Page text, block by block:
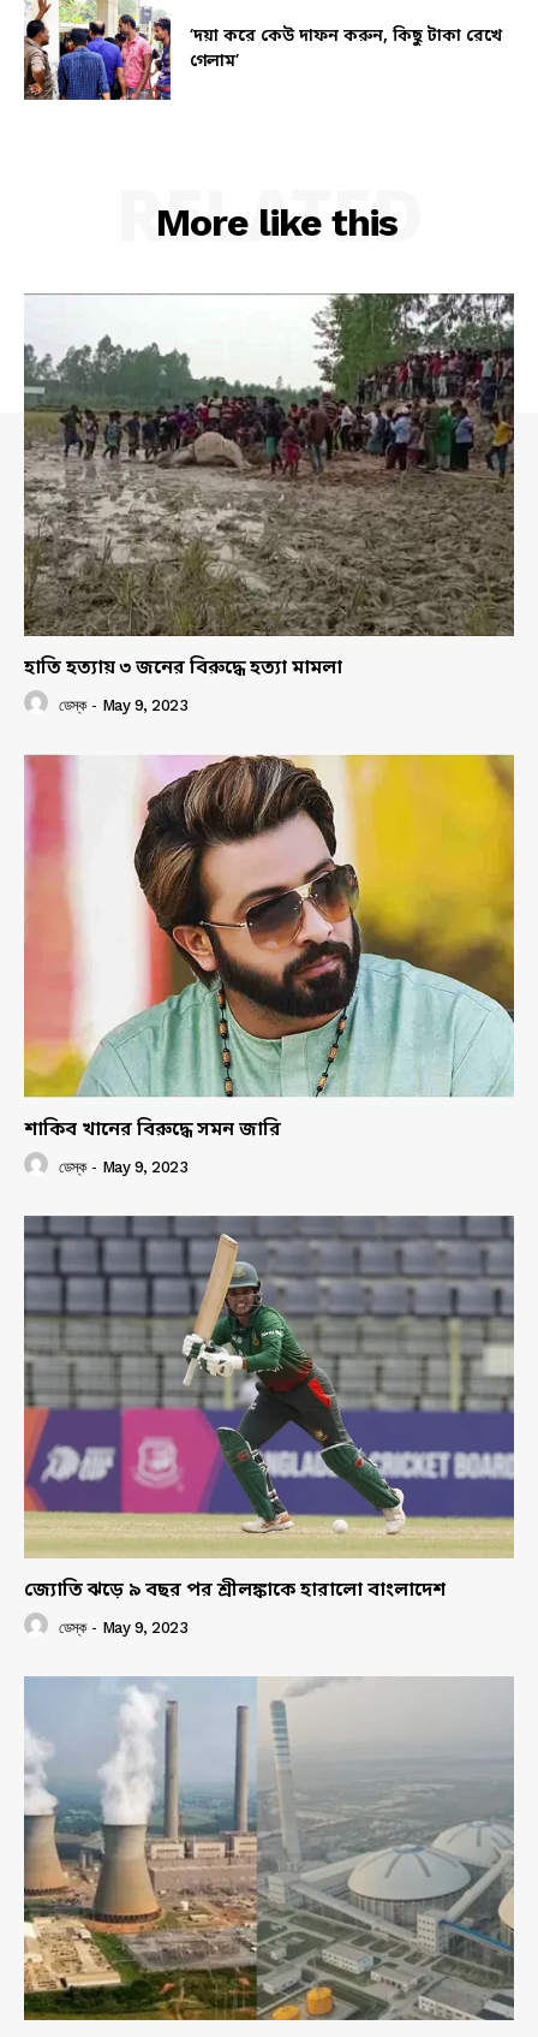
‘দয়া করে কেউ দাফন করুন, কিছু টাকা রেখে
গেলাম’
More like this
RELATED
হাতি হত্যায় ৩ জনের বিরুদ্ধে হত্যা মামলা
ডেস্ক - May 9, 2023
শাকিব খানের বিরুদ্ধে সমন জারি
ডেস্ক - May 9, 2023
জ্যোতি ঝড়ে ৯ বছর পর শ্রীলঙ্কাকে হারালো বাংলাদেশ
ডেস্ক - May 9, 2023